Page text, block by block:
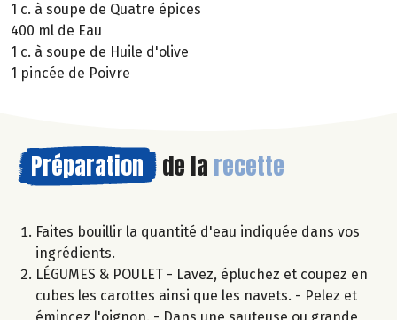
1 c. à soupe de Quatre épices
400 ml de Eau
1 c. à soupe de Huile d'olive
1 pincée de Poivre
Préparation de la recette
Faites bouillir la quantité d'eau indiquée dans vos
ingrédients.
LÉGUMES & POULET - Lavez, épluchez et coupez en
cubes les carottes ainsi que les navets. - Pelez et